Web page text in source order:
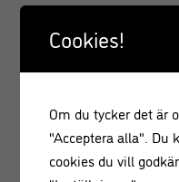
GRÄDDSIFONER
Cookies!
Om du tycker det är
"Acceptera alla". Du
cookies du vill